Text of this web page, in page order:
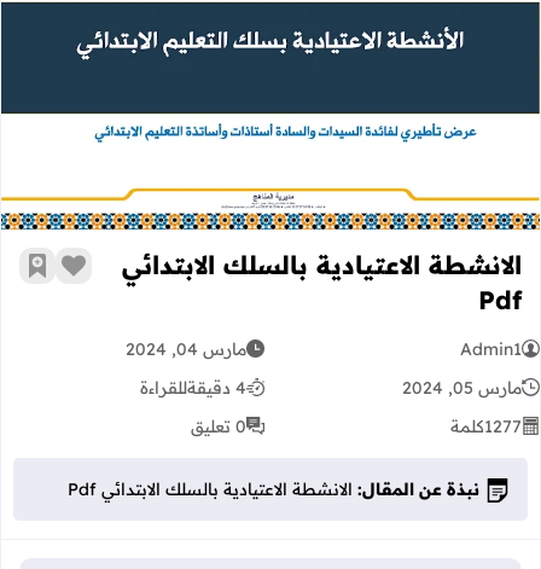
الانشطة الاعتيادية بالسلك الابتدائي
Pdf
زر أضف
Admin1
مارس 04, 2024
مارس 05, 2024
4 دقيقة
للقراءة
1277كلمة 0 تعليق
نبذة عن المقال: الانشطة الاعتيادية بالسلك الابتدائي Pdf